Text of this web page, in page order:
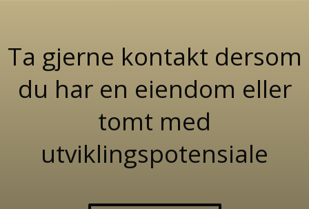
Ta gjerne kontakt dersom
du har en eiendom eller
tomt med
utviklingspotensiale